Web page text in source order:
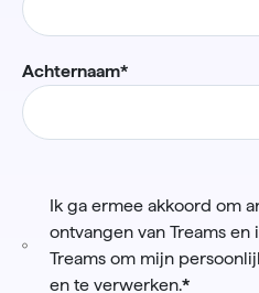
Achternaam*
Ik ga ermee akkoord om
ontvangen van Treams
Treams om mijn
en te verwerken.*